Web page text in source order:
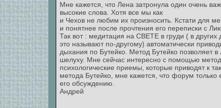
Мне кажется, что Лена затронула один очень
высокие слова. Хотя все мы как
и Чехов не любим их произносить. Кстати для
и понятнее после прочтения его переписки с
Так вот : медитация на СВЕТЕ в груди ( в других
это называют по-другому) автоматически
дыхания по Бутейко. Метод Бутейко позволяет
шелуху. Мне сейчас интересно с помощью
психологические приемы, которые приводят к
метода Бутейко, мне кажется, что форум
его обсуждению.
Андрей